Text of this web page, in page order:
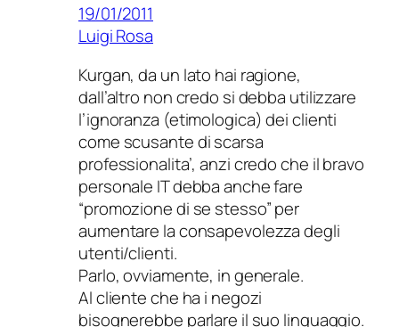
19/01/2011
Luigi Rosa
Kurgan, da un lato hai ragione,
dall’altro non credo si debba utilizzare
l’ignoranza (etimologica) dei clienti
come scusante di scarsa
professionalita’, anzi credo che il bravo
personale IT debba anche fare
“promozione di se stesso” per
aumentare la consapevolezza degli
utenti/clienti.
Parlo, ovviamente, in generale.
Al cliente che ha i negozi
bisognerebbe parlare il suo linguaggio.